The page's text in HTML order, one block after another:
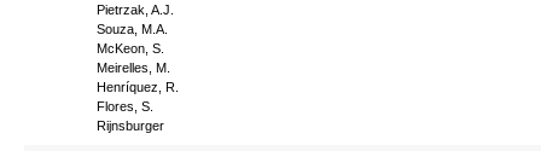
Pietrzak, A.J.
Souza, M.A.
McKeon, S.
Meirelles, M.
Henríquez, R.
Flores, S.
Rijnsburger